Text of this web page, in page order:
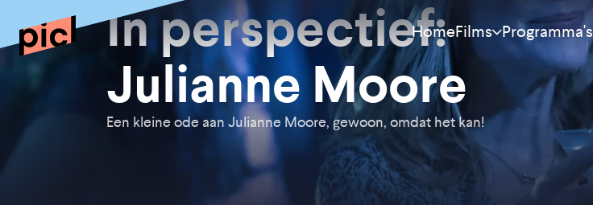
HomeFilms
Meest bekeken
Nieuw
Programma's
In perspectief:
Julianne Moore
Een kleine ode aan Julianne Moore, gewoon, omdat het kan!